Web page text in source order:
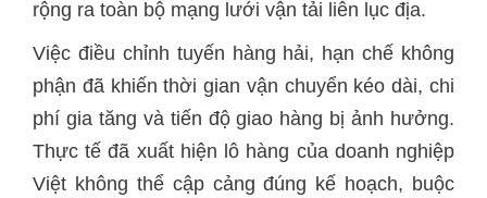
rộng ra toàn bộ mạng lưới vận tải liên lục địa.
Việc điều chỉnh tuyến hàng hải, hạn chế không
phận đã khiến thời gian vận chuyển kéo dài, chi
phí gia tăng và tiến độ giao hàng bị ảnh hưởng.
Thực tế đã xuất hiện lô hàng của doanh nghiệp
Việt không thể cập cảng đúng kế hoạch, buộc